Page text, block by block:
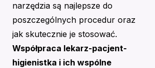
narzędzia są najlepsze do
poszczególnych procedur oraz
jak skutecznie je stosować.
Współpraca lekarz-pacjent-
higienistka i ich wspólne